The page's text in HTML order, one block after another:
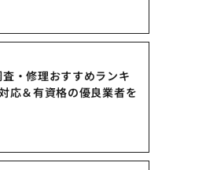
・修理おすすめランキ
応＆有資格の優良業者を